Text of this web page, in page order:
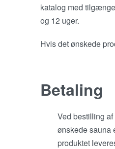
katalog med
og 12 uger.
Hvis det ønskede
Betaling
Ved bestilling
ønskede sauna
produktet